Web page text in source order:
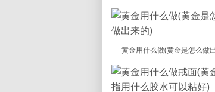
黄金用什么做(黄金是怎么做